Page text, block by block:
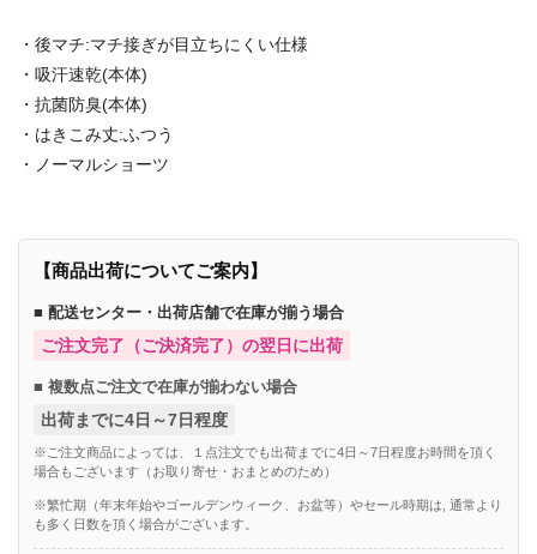
・後マチ:マチ接ぎが目立ちにくい仕様
・吸汗速乾(本体)
・抗菌防臭(本体)
・はきこみ丈:ふつう
・ノーマルショーツ
【商品出荷についてご案内】
■ 配送センター・出荷店舗で在庫が揃う場合
ご注文完了（ご決済完了）の翌日に出荷
■ 複数点ご注文で在庫が揃わない場合
出荷までに4日～7日程度
※ご注文商品によっては、１点注文でも出荷までに4日～7日程度お時間を頂く
場合もございます（お取り寄せ・おまとめのため）
※繁忙期（年末年始やゴールデンウィーク、お盆等）やセール時期は, 通常より
も多く日数を頂く場合がございます。